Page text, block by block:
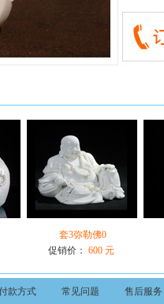
套3弥勒佛0
促销价： 600 元
款方式 常见问题 售后服务